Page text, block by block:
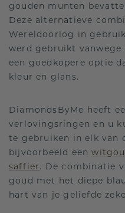
gouden munten
Deze alternatieve
Wereldoorlog in
werd gebruikt vanwege
een goedkopere optie
kleur en glans.
DiamondsByMe heeft
verlovingsringen en u
te gebruiken in elk van
bijvoorbeeld een
saffier. De combinatie
goud met het diepe
hart van je geliefde